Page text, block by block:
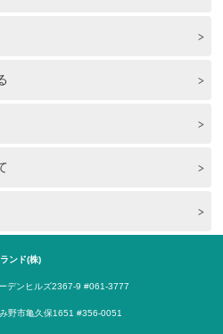
ンド(株)
デンヒルズ2367-9 #061-3777
野市亀久保1651 #356-0051